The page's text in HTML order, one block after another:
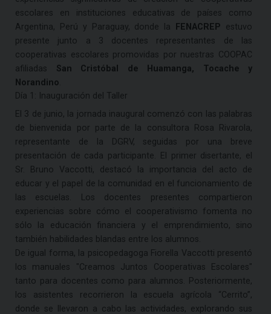
escolares en instituciones educativas de países como
Argentina, Perú y Paraguay, donde la FENACREP estuvo
presente junto a 3 docentes representantes de las
cooperativas escolares promovidas por nuestras COOPAC
afiliadas San Cristóbal de Huamanga, Tocache y
Norandino
Día 1: Inauguración del Taller
El 3 de junio, la jornada inaugural comenzó con las palabras
de bienvenida por parte de la consultora Rosa Rivarola,
representante de la DGRV, seguidas por una breve
presentación de cada participante. El primer disertante, el
Sr. Bruno Vaccotti, destacó la importancia del acto de
educar y el papel de la comunidad en el funcionamiento de
las escuelas. Los docentes presentes compartieron
experiencias sobre cómo el cooperativismo fomenta no
sólo la educación financiera y el emprendimiento, sino
también habilidades blandas entre los alumnos.
De igual forma, la psicopedagoga Fiorella Vaccotti presentó
los manuales "Creamos Juntos Cooperativas Escolares"
tanto para docentes como para alumnos. Posteriormente,
los asistentes recorrieron la escuela agrícola “Cerrito”,
donde se llevaron a cabo las actividades, explorando sus